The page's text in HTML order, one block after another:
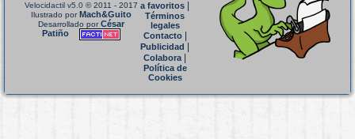
Velocidactil v5.0 © 2011 - 2017
Ilustrado porMach&Guito
Desarrollado porCésar
Patiño
a favoritos
Términos
legales
Contacto|
Publicidad
Colabora|
Política de
Cookies